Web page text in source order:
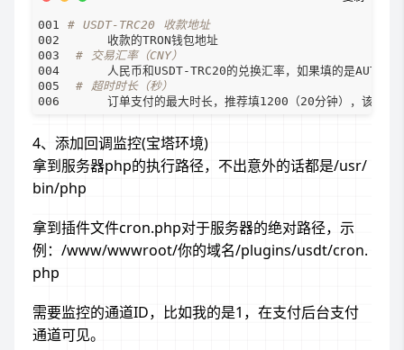
# USDT-TRC20 收款地址
# 交易汇率（CNY）
# 超时时长（秒）
4、添加回调监控(宝塔环境)
拿到服务器php的执行路径，不出意外的话都是/usr/
bin/php
拿到插件文件cron.php对于服务器的绝对路径，示
例：/www/wwwroot/你的域名/plugins/usdt/cron.
php
需要监控的通道ID，比如我的是1，在支付后台支付
通道可见。